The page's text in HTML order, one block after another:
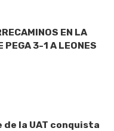
EN LA
PEGA 3-1 A LEONES
la UAT conquista